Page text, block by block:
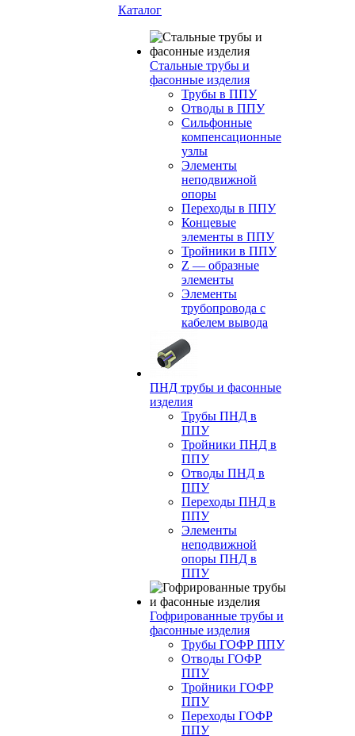
Каталог
Стальные трубы и
фасонные изделия
Трубы в ППУ
Отводы в ППУ
Сильфонные
компенсационные
узлы
Элементы
неподвижной
опоры
Переходы в ППУ
Концевые
элементы в ППУ
Тройники в ППУ
Z — образные
элементы
Элементы
трубопровода с
кабелем вывода
ПНД трубы и фасонные
изделия
Трубы ПНД в
ППУ
Тройники ПНД в
ППУ
Отводы ПНД в
ППУ
Переходы ПНД в
ППУ
Элементы
неподвижной
опоры ПНД в
ППУ
Гофрированные трубы и
фасонные изделия
Трубы ГОФР ППУ
Отводы ГОФР
ППУ
Тройники ГОФР
ППУ
Переходы ГОФР
ППУ